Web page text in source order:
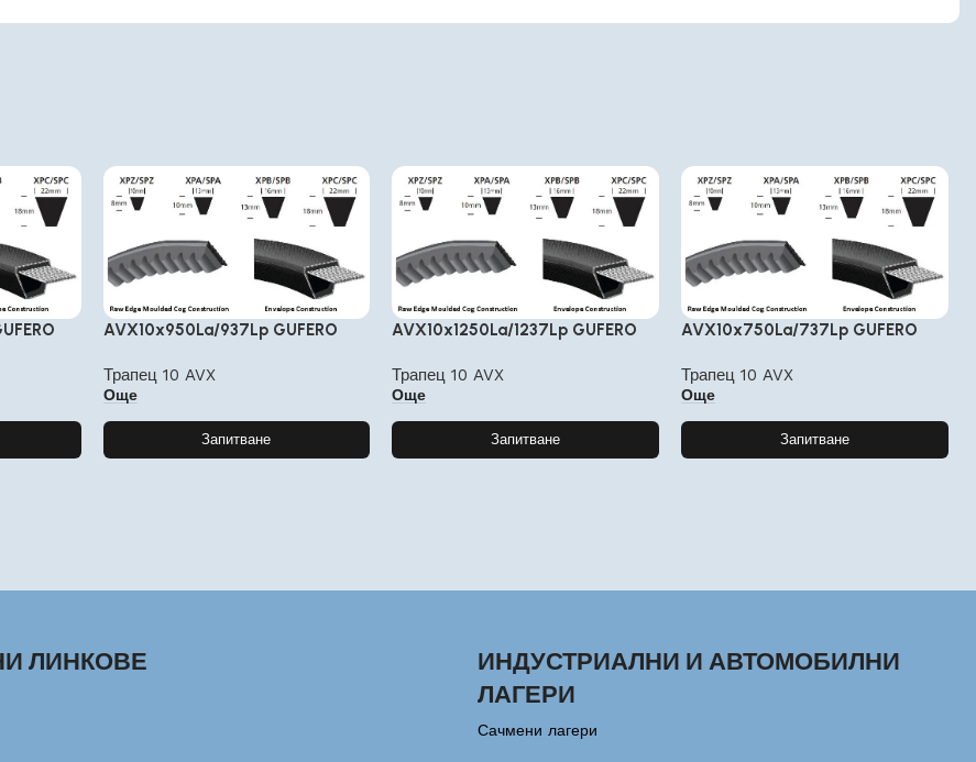
AVX10x950La/937Lp GUFERO
Трапец 10 AVX
Още
Запитване
AVX10x1250La/1237Lp GUFERO
Трапец 10 AVX
Още
Запитване
AVX10x750La/737Lp GUFERO
Трапец 10 AVX
Още
Запитване
ЛИНКОВЕ
ИНДУСТРИАЛНИ И АВТОМОБИЛНИ
ЛАГЕРИ
Сачмени лагери